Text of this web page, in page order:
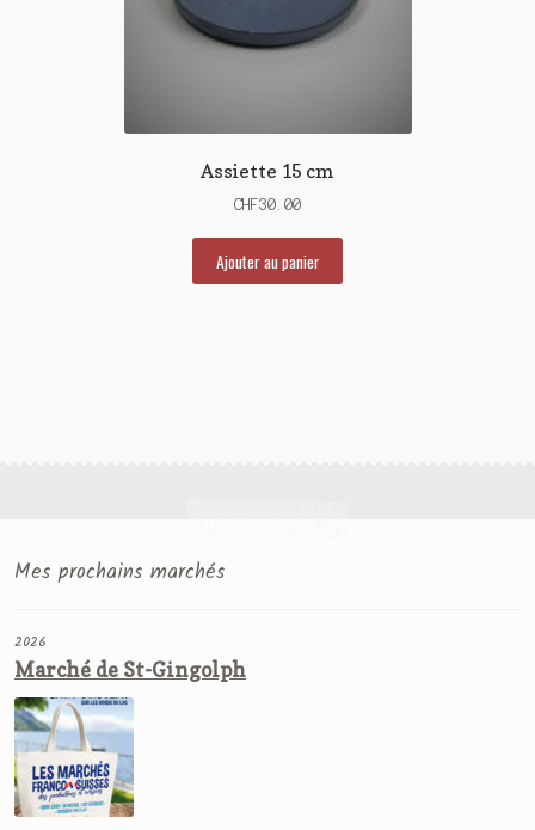
Assiette 15 cm
CHF30.00
Ajouter au panier
Mes prochains marchés
2026
Marché de St-Gingolph